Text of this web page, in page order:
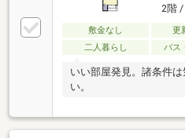
2階 /
敷金なし 更
二人暮らし
バス
いい部屋発見。諸条件
い。